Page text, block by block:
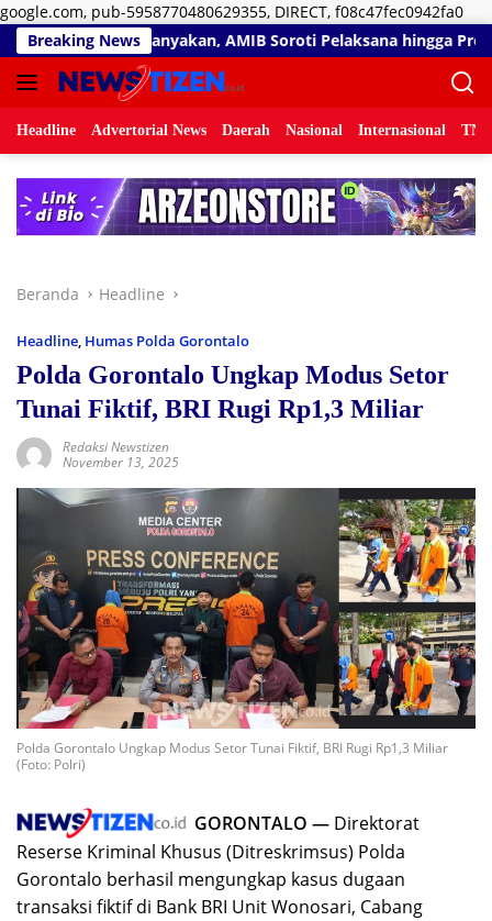
google.com, pub-5958770480629355, DIRECT, f08c47fec0942fa0
ke
Breaking News
Soroti Pelaksana hingga Progres Pekerjaan
Headline Advertorial News Daerah Nasional Internasional
Beranda Headline
Headline, Humas Polda Gorontalo
Polda Gorontalo Ungkap Modus Setor
Tunai Fiktif, BRI Rugi Rp1,3 Miliar
Redaksi Newstizen
November 13, 2025
Polda Gorontalo Ungkap Modus Setor Tunai Fiktif, BRI Rugi Rp1,3 Miliar
(Foto: Polri)
GORONTALO — Direktorat
Reserse Kriminal Khusus (Ditreskrimsus) Polda
Gorontalo berhasil mengungkap kasus dugaan
transaksi fiktif di Bank BRI Unit Wonosari, Cabang